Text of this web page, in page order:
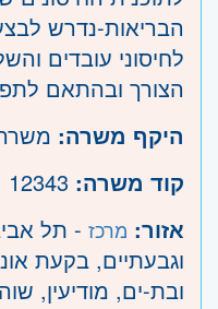
הבריאות-נדרש
לחיסוני עובדים
הצורך ובהתאם
היקף משרה:
קוד משרה:
אזור: מרכז - תל
וגבעתיים, בקעת
ובת-ים, מודיעין,